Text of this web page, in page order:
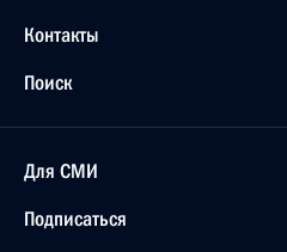
Контакты
Поиск
Для СМИ
Подписаться